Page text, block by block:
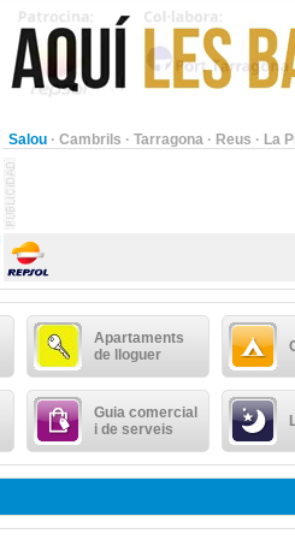
Salou · Cambrils · Tarragona · Reus · La
Apartaments
de lloguer
Guia comercial
i de serveis